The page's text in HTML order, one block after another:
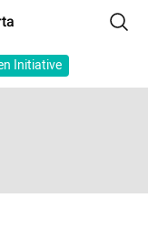
Initiative